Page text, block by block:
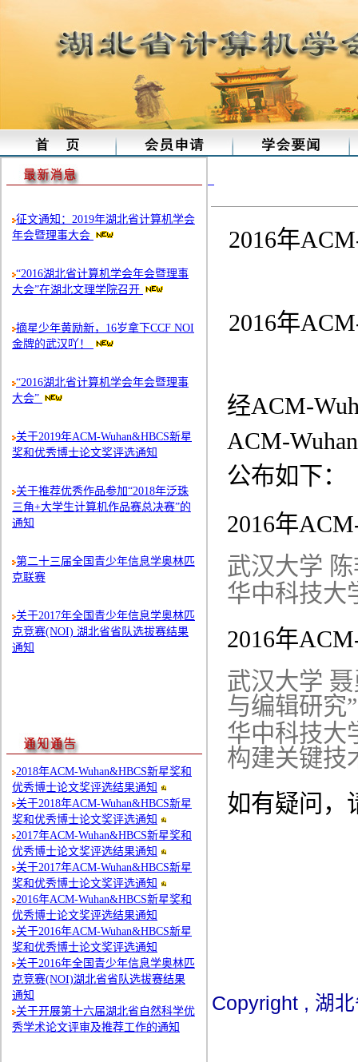
征文通知：2019年湖北省计算机学会
年会暨理事大会
“2016湖北省计算机学会年会暨理事
大会”在湖北文理学院召开
摘星少年黄励新，16岁拿下CCF NOI
金牌的武汉吖！
“2016湖北省计算机学会年会暨理事
大会”
关于2019年ACM-Wuhan&HBCS新星
奖和优秀博士论文奖评选通知
关于推荐优秀作品参加“2018年泛珠
三角+大学生计算机作品赛总决赛”的
通知
第二十三届全国青少年信息学奥林匹
克联赛
关于2017年全国青少年信息学奥林匹
克竞赛(NOI) 湖北省省队选拔赛结果
通知
2018年ACM-Wuhan&HBCS新星奖和
优秀博士论文奖评选结果通知
关于2018年ACM-Wuhan&HBCS新星
奖和优秀博士论文奖评选通知
2017年ACM-Wuhan&HBCS新星奖和
优秀博士论文奖评选结果通知
关于2017年ACM-Wuhan&HBCS新星
奖和优秀博士论文奖评选通知
2016年ACM-Wuhan&HBCS新星奖和
优秀博士论文奖评选结果通知
关于2016年ACM-Wuhan&HBCS新星
奖和优秀博士论文奖评选通知
关于2016年全国青少年信息学奥林匹
克竞赛(NOI)湖北省省队选拔赛结果
通知
关于开展第十六届湖北省自然科学优
秀学术论文评审及推荐工作的通知
2016年
2016年
经ACM-
ACM-
公布如下：
2016年
武汉大学
华中科技大
2016年
武汉大学
与编辑研究”
华中科技大
构建关键技
如有疑问，
Copyright , 湖